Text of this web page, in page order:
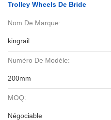
Trolley Wheels De Bride
Nom De Marque:
kingrail
Numéro De Modèle:
200mm
MOQ:
Négociable